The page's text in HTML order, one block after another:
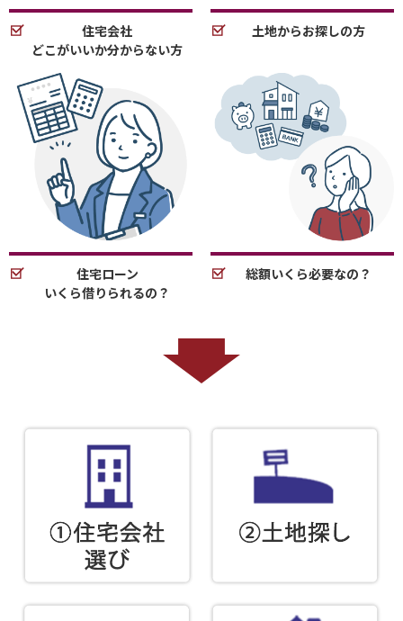
住宅会社
どこがいいか分からない方
土地からお探しの方
住宅ローン
いくら借りられるの？
総額いくら必要なの？